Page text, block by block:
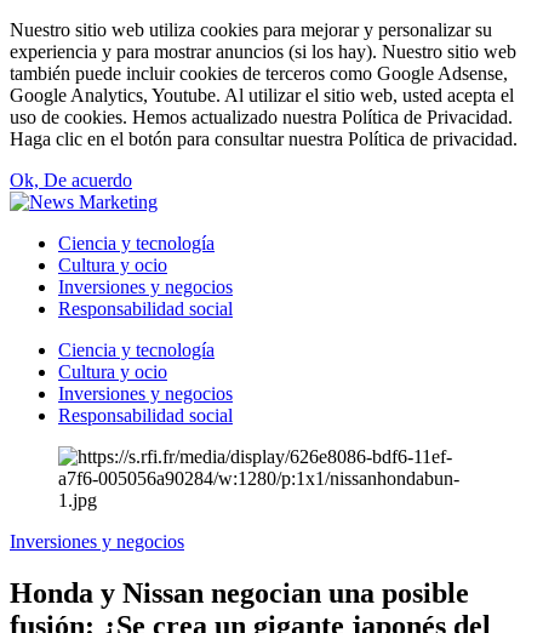
Nuestro sitio web utiliza cookies para mejorar y personalizar su
experiencia y para mostrar anuncios (si los hay). Nuestro sitio web
también puede incluir cookies de terceros como Google Adsense,
Google Analytics, Youtube. Al utilizar el sitio web, usted acepta el
uso de cookies. Hemos actualizado nuestra Política de Privacidad.
Haga clic en el botón para consultar nuestra Política de privacidad.
Ok, De acuerdo
Ciencia y tecnología
Cultura y ocio
Inversiones y negocios
Responsabilidad social
Ciencia y tecnología
Cultura y ocio
Inversiones y negocios
Responsabilidad social
Inversiones y negocios
Honda y Nissan negocian una posible
fusión: ¿Se crea un gigante japonés del